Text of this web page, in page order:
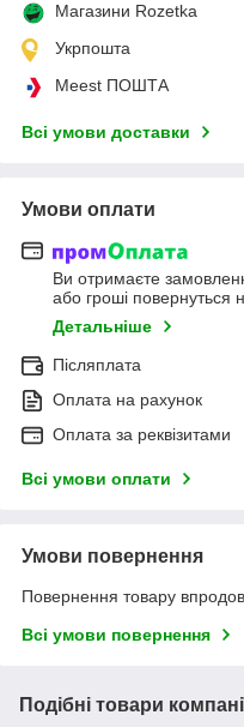
Магазини Rozetka
Укрпошта
Meest ПОШТА
Всі умови доставки
Умови оплати
Ви отримаєте
або гроші повернуться
Детальніше
Післяплата
Оплата на рахунок
Оплата за реквізитами
Всі умови оплати
Умови повернення
Повернення товару
Всі умови повернення
Подібні товари